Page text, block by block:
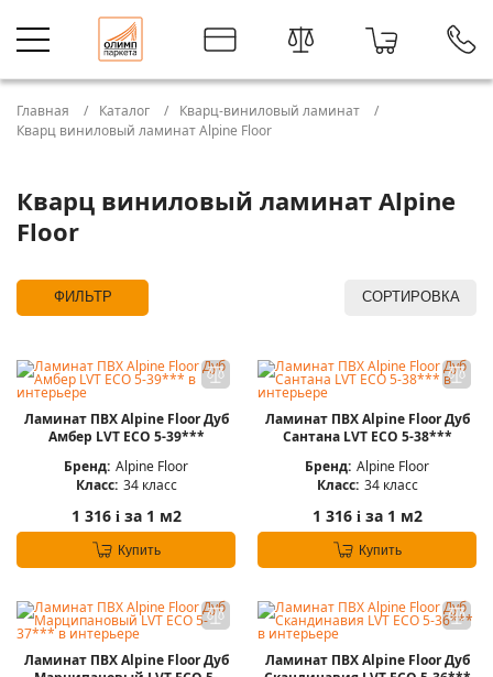
Главная Каталог
Кварц-виниловый ламинат
Кварц виниловый ламинат Alpine Floor
Кварц виниловый ламинат Alpine
Floor
ФИЛЬТР СОРТИРОВКА
Ламинат ПВХ Alpine Floor Дуб
Амбер LVT ЕСО 5-39***
Бренд: Alpine Floor
Класс: 34 класс
1 316 iза 1 м2
Купить
Ламинат ПВХ Alpine Floor Дуб
Сантана LVT ЕСО 5-38***
Бренд: Alpine Floor
Класс: 34 класс
1 316 iза 1 м2
Купить
Ламинат ПВХ Alpine Floor Дуб
Ламинат ПВХ Alpine Floor Дуб